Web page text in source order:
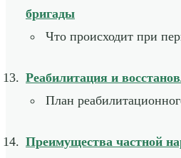
бригады
Что происходит при
Реабилитация и
План
Преимущества частной